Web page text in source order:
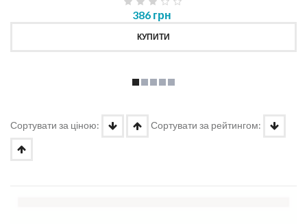
386 грн
КУПИТИ
Сортувати за ціною: Сортувати за рейтингом: